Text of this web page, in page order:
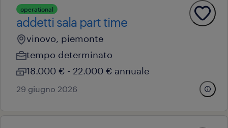
operational
addetti sala part time
vinovo, piemonte
tempo determinato
18.000 € - 22.000 € annuale
29 giugno 2026